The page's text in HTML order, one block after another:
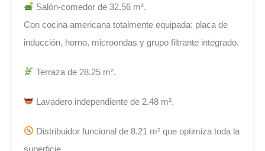
Salón-comedor de 32.56 m².
Con cocina americana totalmente equipada: placa de
inducción, horno, microondas y grupo filtrante integrado.
Terraza de 28.25 m².
Lavadero independiente de 2.48 m².
Distribuidor funcional de 8.21 m² que optimiza toda la
superficie.